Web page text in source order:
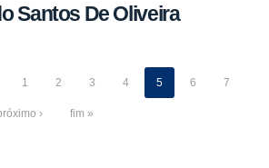
Santos De Oliveira
1 2 3 4 5 6 7
› fim »